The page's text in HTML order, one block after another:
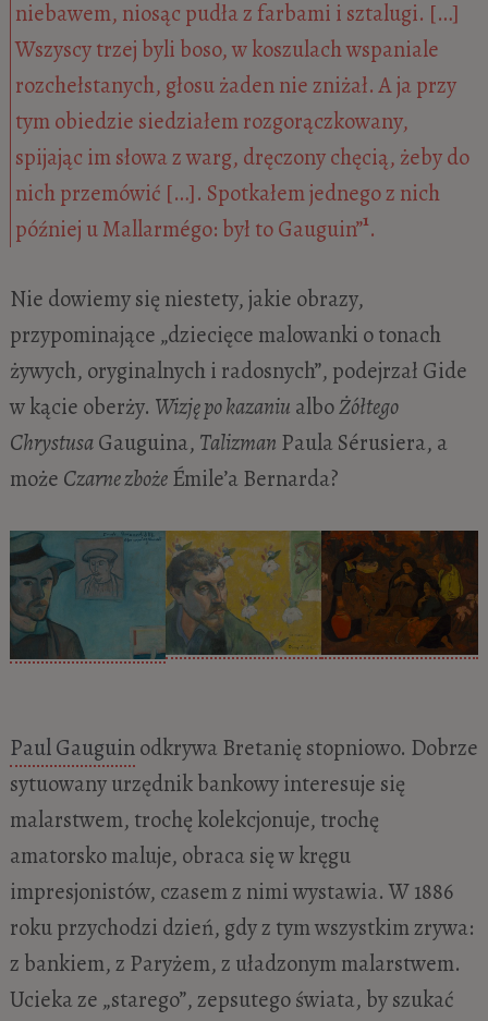
niebawem, niosąc pudła z farbami i sztalugi. […]
Wszyscy trzej byli boso, w koszulach wspaniale
rozchełstanych, głosu żaden nie zniżał. A ja przy
tym obiedzie siedziałem rozgorączkowany,
spijając im słowa z warg, dręczony chęcią, żeby do
nich przemówić […]. Spotkałem jednego z nich
później u Mallarmégo: był to Gauguin”1.
Nie dowiemy się niestety, jakie obrazy,
przypominające „dziecięce malowanki o tonach
żywych, oryginalnych i radosnych”, podejrzał Gide
w kącie oberży. Wizję po kazaniu alboŻółtego
ChrystusaGauguina, Talizman Paula Sérusiera, a
może Czarne zbożeÉmile’a Bernarda?
Paul Gauguinodkrywa Bretanię stopniowo. Dobrze
sytuowany urzędnik bankowy interesuje się
malarstwem, trochę kolekcjonuje, trochę
amatorsko maluje, obraca się w kręgu
impresjonistów, czasem z nimi wystawia. W 1886
roku przychodzi dzień, gdy z tym wszystkim zrywa:
z bankiem, z Paryżem, z uładzonym malarstwem.
Ucieka ze „starego”, zepsutego świata, by szukać